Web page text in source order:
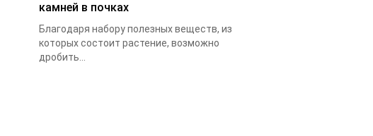
камней в почках
Благодаря набору полезных веществ, из
которых состоит растение, возможно
дробить...